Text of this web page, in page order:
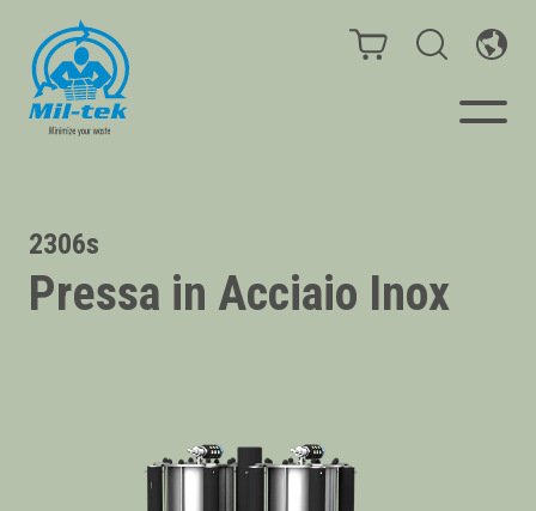
Webshop
Casi cliente
2306s
Pressa in Acciaio Inox